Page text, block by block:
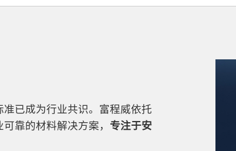
已成为行业共识。富程威依托
靠的材料解决方案， 专注于安